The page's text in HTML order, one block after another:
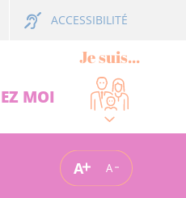
ACCESSIBILITÉ
MOI
Je suis...
A A